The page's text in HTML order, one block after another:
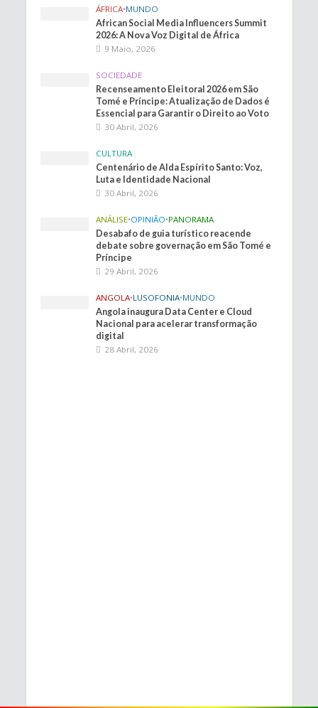
ÁFRICA•MUNDO
African Social Media Influencers Summit
2026: A Nova Voz Digital de África
9 Maio, 2026
SOCIEDADE
Recenseamento Eleitoral 2026 em São
Tomé e Príncipe: Atualização de Dados é
Essencial para Garantir o Direito ao Voto
30 Abril, 2026
CULTURA
Centenário de Alda Espírito Santo: Voz,
Luta e Identidade Nacional
30 Abril, 2026
ANÁLISE•OPINIÃO•PANORAMA
Desabafo de guia turístico reacende
debate sobre governação em São Tomé e
Príncipe
29 Abril, 2026
ANGOLA•LUSOFONIA•MUNDO
Angola inaugura Data Center e Cloud
Nacional para acelerar transformação
digital
28 Abril, 2026